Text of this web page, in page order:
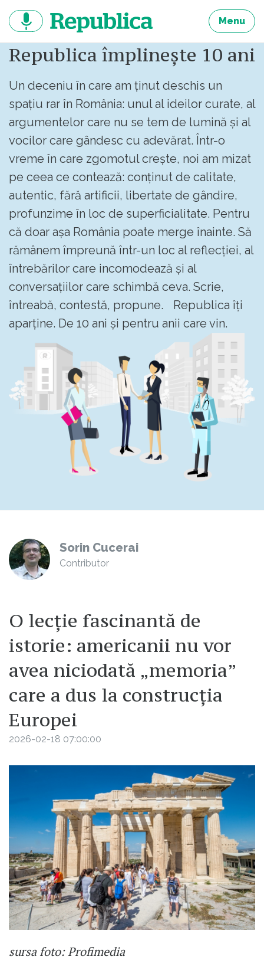
continut
Menu
Republica împlinește 10 ani
Un deceniu în care am ținut deschis un
spațiu rar în România: unul al ideilor curate, al
argumentelor care nu se tem de lumină și al
vocilor care gândesc cu adevărat. Într-o
vreme în care zgomotul crește, noi am mizat
pe ceea ce contează: conținut de calitate,
autentic, fără artificii, libertate de gândire,
profunzime în loc de superficialitate. Pentru
că doar așa România poate merge înainte. Să
rămânem împreună într-un loc al reflecției, al
întrebărilor care incomodează și al
conversațiilor care schimbă ceva. Scrie,
întreabă, contestă, propune. Republica îți
aparține. De 10 ani și pentru anii care vin.
Sorin Cucerai
Contributor
O lecție fascinantă de
istorie: americanii nu vor
avea niciodată „memoria”
care a dus la construcția
Europei
2026-02-18 07:00:00
sursa foto: Profimedia